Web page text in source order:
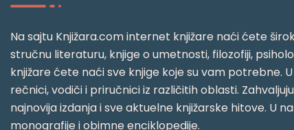
Na sajtu Knjižara.com internet knjižare naći ćete
stručnu literaturu, knjige o umetnosti, filozofiji,
knjižare ćete naći sve knjige koje su vam potrebne.
rečnici, vodiči i priručnici iz različitih oblasti.
najnovija izdanja i sve aktuelne knjižarske hitove. U
monografije i obimne enciklopedije.